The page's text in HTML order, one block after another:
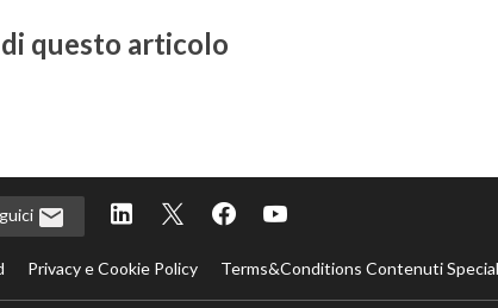
questo articolo
Privacy e Cookie Policy Terms&Conditions Contenuti